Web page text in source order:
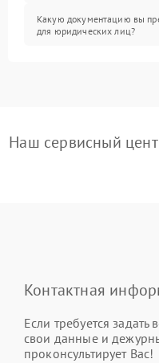
Какую документацию вы
для юридических лиц?
Наш сервисный
Контактная
Если требуется задать
свои данные и
проконсультирует Вас!